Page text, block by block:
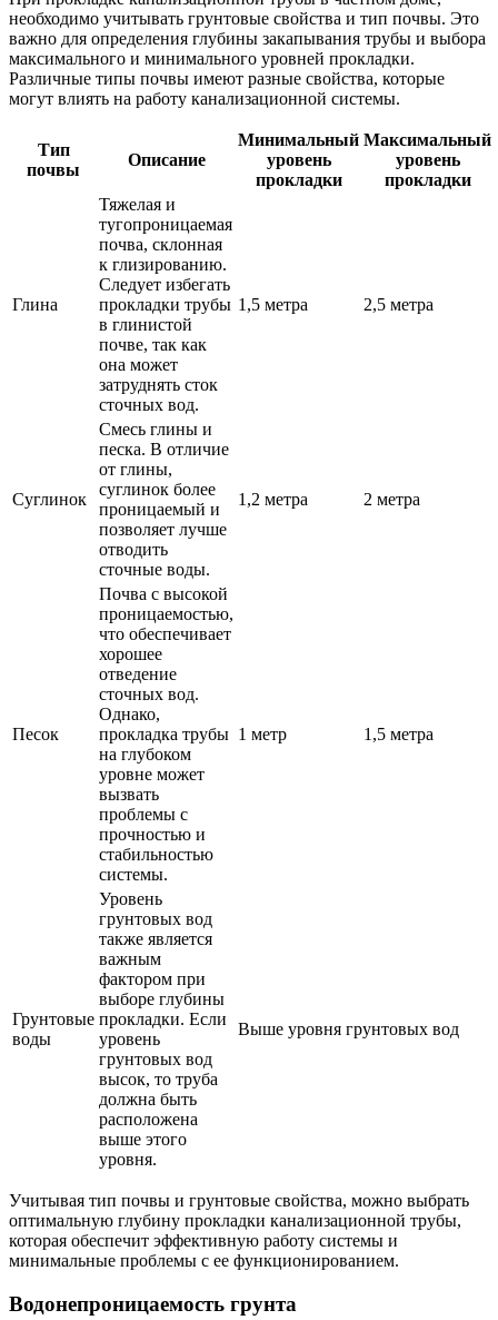
необходимо учитывать грунтовые свойства и тип почвы. Это
важно для определения глубины закапывания трубы и выбора
максимального и минимального уровней прокладки.
Различные типы почвы имеют разные свойства, которые
могут влиять на работу канализационной системы.
Тип
почвы
Описание
Минимальный
уровень
прокладки
Максимальный
уровень
прокладки
Глина
Тяжелая и
тугопроницаемая
почва, склонная
к глизированию.
Следует избегать
прокладки трубы
в глинистой
почве, так как
она может
затруднять сток
сточных вод.
1,5 метра 2,5 метра
Суглинок
Смесь глины и
песка. В отличие
от глины,
суглинок более
проницаемый и
позволяет лучше
отводить
сточные воды.
1,2 метра 2 метра
Песок
Почва с высокой
проницаемостью,
что обеспечивает
хорошее
отведение
сточных вод.
Однако,
прокладка трубы
на глубоком
уровне может
вызвать
проблемы с
прочностью и
стабильностью
системы.
1 метр 1,5 метра
Грунтовые
воды
Уровень
грунтовых вод
также является
важным
фактором при
выборе глубины
прокладки. Если
уровень
грунтовых вод
высок, то труба
должна быть
расположена
выше этого
уровня.
Выше уровня грунтовых вод
Учитывая тип почвы и грунтовые свойства, можно выбрать
оптимальную глубину прокладки канализационной трубы,
которая обеспечит эффективную работу системы и
минимальные проблемы с ее функционированием.
Водонепроницаемость грунта